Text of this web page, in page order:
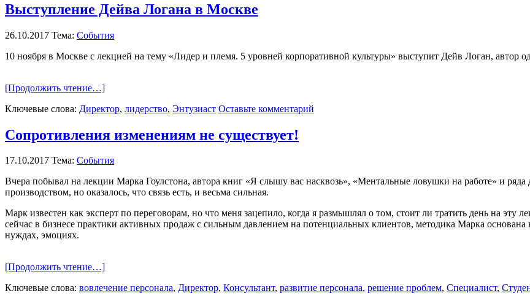
Выступление Дейва Логана в Москве
26.10.2017 Тема: События
10 ноября в Москве с лекцией на тему «Лидер и племя. 5 уровней корпоративной культуры» выступит Дейв Логан, автор
[Продолжить чтение…]
Ключевые слова: Директор, лидерство, Энтузиаст Оставьте комментарий
Сопротивления изменениям не существует!
17.10.2017 Тема: События
Вчера побывал на лекции Марка Гоулстона, автора книг «Я слышу вас насквозь», «Ментальные ловушки на работе» и
производством, но оказалось, что связь есть, и весьма сильная.
Марк известен как эксперт по переговорам, но что меня зацепило, когда я размышлял о том, стоит ли тратить день на эту
сейчас в бизнесе практики активных продаж с сильным давлением на потенциальных клиентов, методика Марка основана
нуждах, эмоциях.
[Продолжить чтение…]
Ключевые слова: вовлечение персонала, Директор, Консультант, развитие персонала, решение проблем, Специалист,